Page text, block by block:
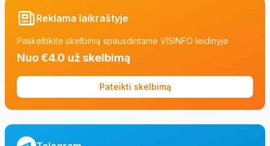
Reklama laikraštyje
Paskelbkite skelbimą spausdintame VISINFO leidinyje
Nuo €4.0 už skelbimą
Pateikti skelbimą